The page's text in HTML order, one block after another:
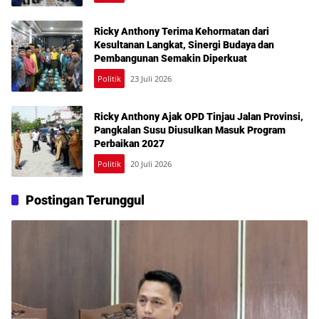
Ricky Anthony Terima Kehormatan dari
Kesultanan Langkat, Sinergi Budaya dan
Pembangunan Semakin Diperkuat
Politik 23 Juli 2026
Ricky Anthony Ajak OPD Tinjau Jalan Provinsi,
Pangkalan Susu Diusulkan Masuk Program
Perbaikan 2027
Politik 20 Juli 2026
Postingan Terunggul